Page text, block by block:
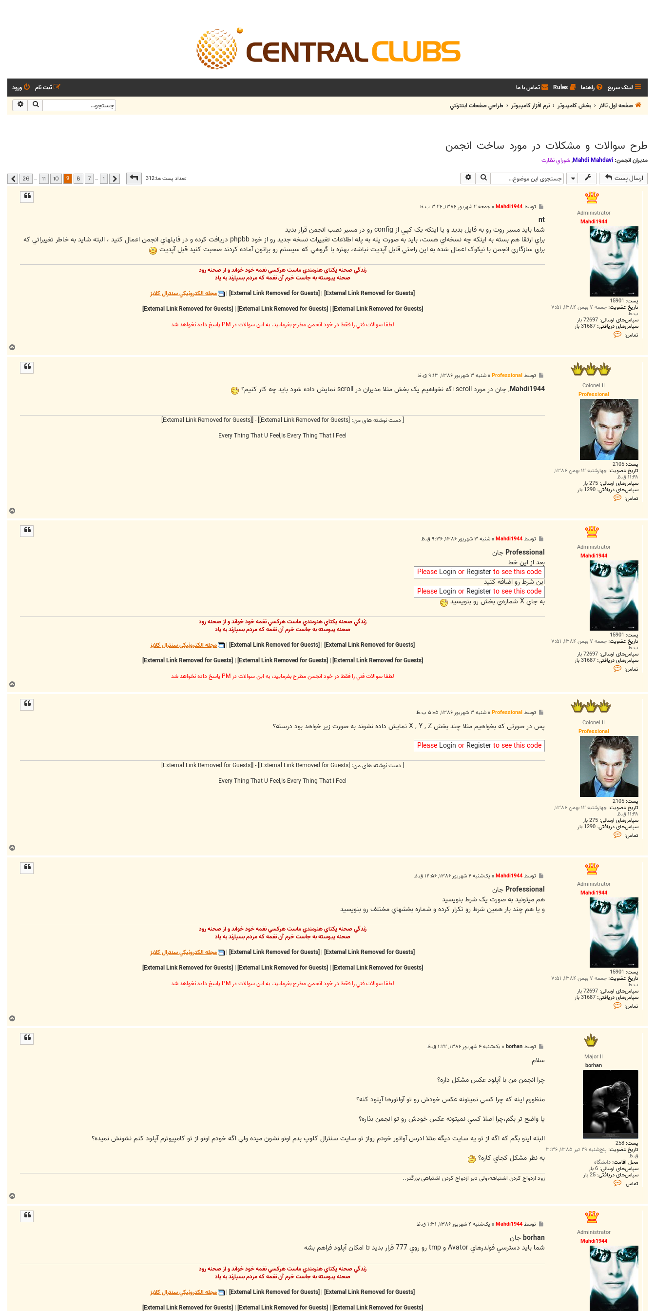
لینک سریع راهنما Rules تماس با ما ورود
ثبت نام
صفحه اول تالار
بخش كامپيوتر نرم افزار كامپيوتر طراحي صفحات اينترنتي جستجو
طرح سوالات و مشکلات در مورد ساخت انجمن
مدیران انجمن: Mahdi Mahdavi
,شوراي نظارت
ارسال پست جستجو تعداد پست ها:312صفحه از26 قبلی 1
…
7
8
9
10
11
…
26 بعدی
Administrator
Mahdi1944
پست: 15901
تاریخ عضویت: جمعه ۷ بهمن ۱۳۸۴, ۷:۵۱
ب.ظ
سپاس‌های ارسالی: 72697 بار
سپاس‌های دریافتی: 31687 بار
تماس:
ت
M
h
4
4
توسطMahdi1944
»جمعه ۲ شهریور ۱۳۸۶, ۳:۲۶ ب.ظ
nt
شما بايد مسير روت رو به فايل بديد و يا اينکه يک کپي از config رو در مسير نصب انجمن قرار بديد
براي ارتقا هم بسته به اينکه چه نسخه‌اي هست، بايد به صورت پله به پله اطلاعات تغييرات نسخه جديد رو از خود phpbb دريافت کرده و در فايلهاي انجمن اعمال کنيد ، البته شايد به خاطر تغييراتي که
براي سازگاري انجمن با نيکوک اعمال شده به اين راحتي قابل آپديت نباشه، بهتره با گروهي که سيستم رو براتون آماده کردند صحبت کنيد قبل آپديت
زندگي صحنه يکتاي هنرمندي ماست هرکسي نغمه خود خواند و از صحنه رود
صحنه پيوسته به جاست خرم آن نغمه که مردم بسپارند به ياد
[External Link Removed for Guests]
|
[External Link Removed for Guests]
|
مجله الکترونيکي سنترال کلابز
[External Link Removed for Guests]
|
[External Link Removed for Guests]
|
[External Link Removed for Guests]
لطفا سوالات فني را فقط در خود انجمن مطرح بفرماييد، به اين سوالات در PM پاسخ داده نخواهد شد
ا
Colonel II
Professional
پست: 2105
تاریخ عضویت: چهارشنبه ۱۲ بهمن ۱۳۸۴,
۱۱:۴۸ ق.ظ
سپاس‌های ارسالی: 275 بار
سپاس‌های دریافتی: 1290 بار
تماس:
ت
P
e
i
o
n
l
ت
توسطProfessional
»شنبه ۳ شهریور ۱۳۸۶, ۹:۱۳ ق.ظ
Mahdi1944, جان در مورد scroll اگه نخواهیم یک بخش مثلا مدیران در scroll نمایش داده شود باید چه کار کنیم؟
[ دست نوشته های من: [External Link Removed for Guests]
] - [
[External Link Removed for Guests]
Every Thing That U Feel,Is Every Thing That I Feel
ا
Administrator
Mahdi1944
پست: 15901
تاریخ عضویت: جمعه ۷ بهمن ۱۳۸۴, ۷:۵۱
ب.ظ
سپاس‌های ارسالی: 72697 بار
سپاس‌های دریافتی: 31687 بار
تماس:
ت
M
h
d
4
4
ت
توسطMahdi1944
»شنبه ۳ شهریور ۱۳۸۶, ۹:۳۶ ق.ظ
Professional جان
بعد از اين خط
Please Login or Registerto see this code
اين شرط رو اضافه کنيد
Please Login or Registerto see this code
به جاي X شماره‌ي بخش رو بنويسيد
زندگي صحنه يکتاي هنرمندي ماست هرکسي نغمه خود خواند و از صحنه رود
صحنه پيوسته به جاست خرم آن نغمه که مردم بسپارند به ياد
[External Link Removed for Guests]
|
[External Link Removed for Guests]
|
مجله الکترونيکي سنترال کلابز
[External Link Removed for Guests]
|
[External Link Removed for Guests]
|
[External Link Removed for Guests]
لطفا سوالات فني را فقط در خود انجمن مطرح بفرماييد، به اين سوالات در PM پاسخ داده نخواهد شد
ا
Colonel II
Professional
پست: 2105
تاریخ عضویت: چهارشنبه ۱۲ بهمن ۱۳۸۴,
۱۱:۴۸ ق.ظ
سپاس‌های ارسالی: 275 بار
سپاس‌های دریافتی: 1290 بار
تماس:
ت
P
e
i
o
n
l
ت
توسطProfessional
»شنبه ۳ شهریور ۱۳۸۶, ۵:۰۵ ب.ظ
پس در صورتی که بخواهیم مثلا چند بخش X , Y , Z نمایش داده نشوند به صورت زیر خواهد بود درسته؟
Please Login or Registerto see this code
[ دست نوشته های من: [External Link Removed for Guests]
] - [
[External Link Removed for Guests]
Every Thing That U Feel,Is Every Thing That I Feel
ا
Administrator
Mahdi1944
پست: 15901
تاریخ عضویت: جمعه ۷ بهمن ۱۳۸۴, ۷:۵۱
ب.ظ
سپاس‌های ارسالی: 72697 بار
سپاس‌های دریافتی: 31687 بار
تماس:
ت
M
4
ت
توسطMahdi1944
» یک‌شنبه ۴ شهریور ۱۳۸۶, ۱۲:۵۶ ق.ظ
Professional جان
هم ميتونيد به صورت يک شرط بنويسيد
و يا هم چند بار همين شرط رو تکرار کرده و شماره بخشهاي مختلف رو بنويسيد
زندگي صحنه يکتاي هنرمندي ماست هرکسي نغمه خود خواند و از صحنه رود
صحنه پيوسته به جاست خرم آن نغمه که مردم بسپارند به ياد
[External Link Removed for Guests]
|
[External Link Removed for Guests]
|
مجله الکترونيکي سنترال کلابز
[External Link Removed for Guests]
|
[External Link Removed for Guests]
|
[External Link Removed for Guests]
لطفا سوالات فني را فقط در خود انجمن مطرح بفرماييد، به اين سوالات در PM پاسخ داده نخواهد شد
ا
Major II
borhan
پست: 258
تاریخ عضویت: پنج‌شنبه ۲۹ تیر ۱۳۸۵, ۳:۳۶
ق.ظ
محل اقامت: دانشگاه
سپاس‌های ارسالی: 6 بار
سپاس‌های دریافتی: 25 بار
تماس:
ت
b
a
ت
توسطborhan
» یک‌شنبه ۴ شهریور ۱۳۸۶, ۱:۲۲ ق.ظ
سلام
چرا انجمن من با آپلود عکس مشکل داره؟
منظورم اينه که چرا کسي نميتونه عکس خودش رو تو آواتورها آپلود کنه؟
يا واضح تر بگم،چرا اصلا کسي نميتونه عکس خودش رو تو انجمن بذاره؟
البته اينو بگم که اگه از تو يه سايت ديگه مثلا ادرس آواتور خودم رواز تو سايت سنترال کلوپ بدم اونو نشون ميده ولي اگه خودم اونو از تو کامپيوترم آپلود کنم نشونش نميده؟
به نظر مشکل کجاي کاره؟
زود ازدواج کردن اشتباهه،ولي دير ازدواج کردن اشتباهي بزرگتر..
ا
Administrator
Mahdi1944
ت
توسطMahdi1944
» یک‌شنبه ۴ شهریور ۱۳۸۶, ۱:۳۱ ق.ظ
borhanجان
شما بايد دسترسي فولدرهاي Avator و tmp رو روي 777 قرار بديد تا امکان آپلود فراهم بشه
زندگي صحنه يکتاي هنرمندي ماست هرکسي نغمه خود خواند و از صحنه رود
صحنه پيوسته به جاست خرم آن نغمه که مردم بسپارند به ياد
[External Link Removed for Guests]
|
[External Link Removed for Guests]
|
مجله الکترونيکي سنترال کلابز
[External Link Removed for Guests]
|
[External Link Removed for Guests]
|
[External Link Removed for Guests]